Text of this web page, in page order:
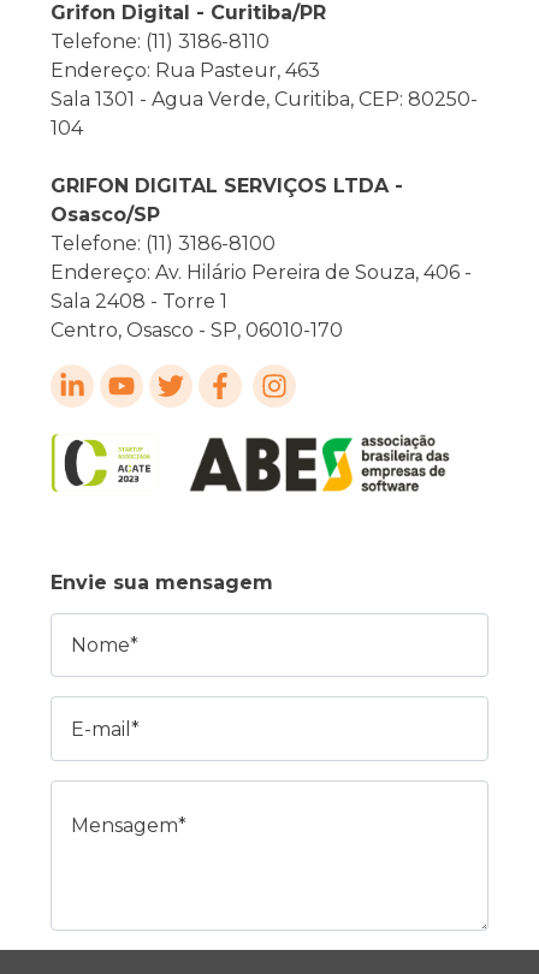
Grifon Digital - Curitiba/PR
Telefone: (11) 3186-8110
Endereço: Rua Pasteur, 463
Sala 1301 - Agua Verde, Curitiba, CEP: 80250-
104
GRIFON DIGITAL SERVIÇOS LTDA -
Osasco/SP
Telefone: (11) 3186-8100
Endereço: Av. Hilário Pereira de Souza, 406 -
Sala 2408 - Torre 1
Centro, Osasco - SP, 06010-170
Envie sua mensagem